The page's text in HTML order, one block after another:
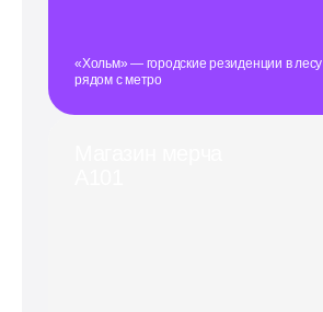
«Хольм» — городские резиденции в лесу
рядом с метро